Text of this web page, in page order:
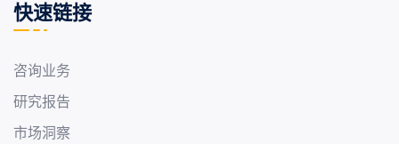
快速链接
咨询业务
研究报告
市场洞察